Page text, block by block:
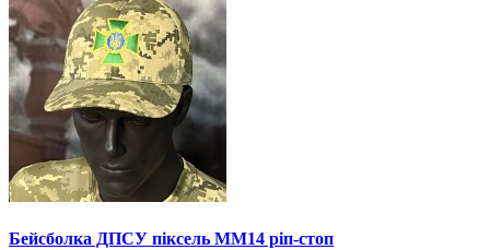
Бейсболка ДПСУ піксель ММ14 ріп-стоп